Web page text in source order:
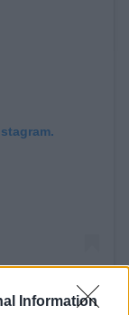
Information